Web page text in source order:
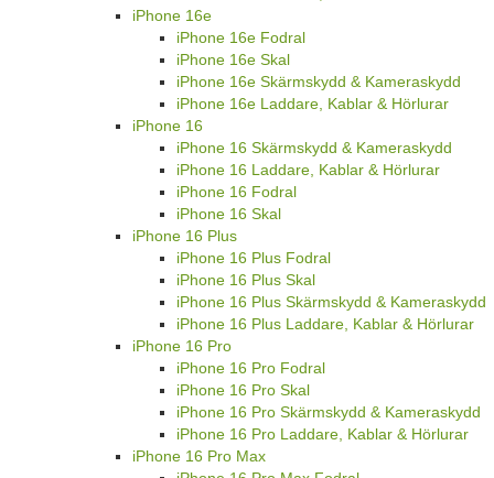
iPhone 16e
iPhone 16e Fodral
iPhone 16e Skal
iPhone 16e Skärmskydd & Kameraskydd
iPhone 16e Laddare, Kablar & Hörlurar
iPhone 16
iPhone 16 Skärmskydd & Kameraskydd
iPhone 16 Laddare, Kablar & Hörlurar
iPhone 16 Fodral
iPhone 16 Skal
iPhone 16 Plus
iPhone 16 Plus Fodral
iPhone 16 Plus Skal
iPhone 16 Plus Skärmskydd & Kameraskydd
iPhone 16 Plus Laddare, Kablar & Hörlurar
iPhone 16 Pro
iPhone 16 Pro Fodral
iPhone 16 Pro Skal
iPhone 16 Pro Skärmskydd & Kameraskydd
iPhone 16 Pro Laddare, Kablar & Hörlurar
iPhone 16 Pro Max